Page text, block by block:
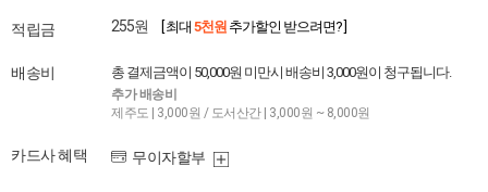
적립금 255원 [ 최대 5천원 추가할인 받으려면? ]
배송비 총 결제금액이 50,000원 미만시 배송비 3,000원이 청구됩니다.
추가 배송비
제주도 | 3,000원 / 도서산간 | 3,000원 ~ 8,000원
카드사 혜택 무이자할부